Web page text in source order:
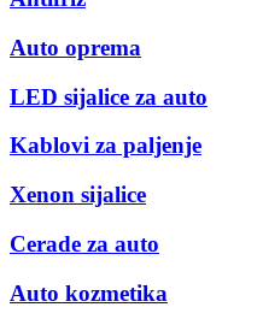
Auto oprema
LED sijalice za auto
Kablovi za paljenje
Xenon sijalice
Cerade za auto
Auto kozmetika